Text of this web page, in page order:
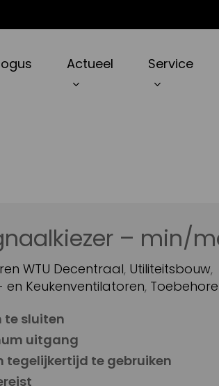
Actueel Service
– min/
WTU Decentraal, Utiliteitsbouw,
en Keukenventilatoren,
te sluiten
uitgang
tegelijkertijd te gebruiken